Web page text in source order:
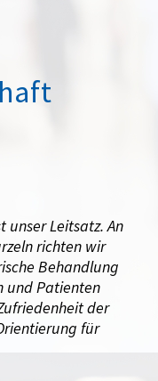
unser Leitsatz. An
richten wir
Behandlung
und Patienten
der
für